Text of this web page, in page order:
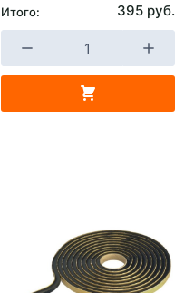
Итого: 395 руб.